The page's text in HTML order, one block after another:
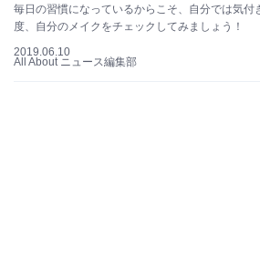
毎日の習慣になっているからこそ、自分では気付
度、自分のメイクをチェックしてみましょう！
2019.06.10
All About ニュース編集部